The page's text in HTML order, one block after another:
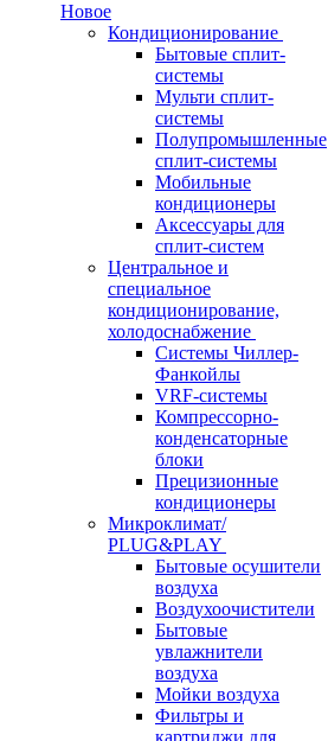
Новое
Кондиционирование
Бытовые сплит-
системы
Мульти сплит-
системы
Полупромышленные
сплит-системы
Мобильные
кондиционеры
Аксессуары для
сплит-систем
Центральное и
специальное
кондиционирование,
холодоснабжение
Системы Чиллер-
Фанкойлы
VRF-системы
Компрессорно-
конденсаторные
блоки
Прецизионные
кондиционеры
Микроклимат/
PLUG&PLAY
Бытовые осушители
воздуха
Воздухоочистители
Бытовые
увлажнители
воздуха
Мойки воздуха
Фильтры и
картриджи для